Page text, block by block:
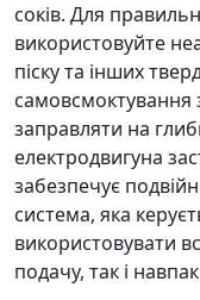
соків. Для
використовуйте
піску та інших
самовсмоктування
заправляти на
електродвигуна
забезпечує
система, яка
використовувати
подачу, так і